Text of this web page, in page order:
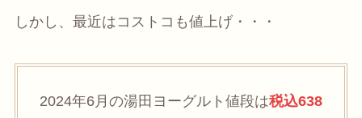
しかし、最近はコストコも値上げ・・・
2024年6月の湯田ヨーグルト値段は税込638